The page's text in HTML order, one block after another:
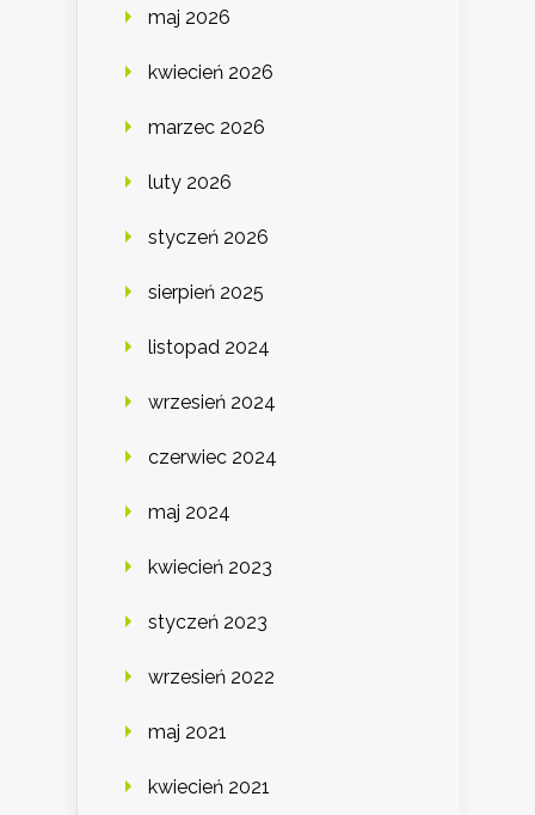
maj 2026
kwiecień 2026
marzec 2026
luty 2026
styczeń 2026
sierpień 2025
listopad 2024
wrzesień 2024
czerwiec 2024
maj 2024
kwiecień 2023
styczeń 2023
wrzesień 2022
maj 2021
kwiecień 2021